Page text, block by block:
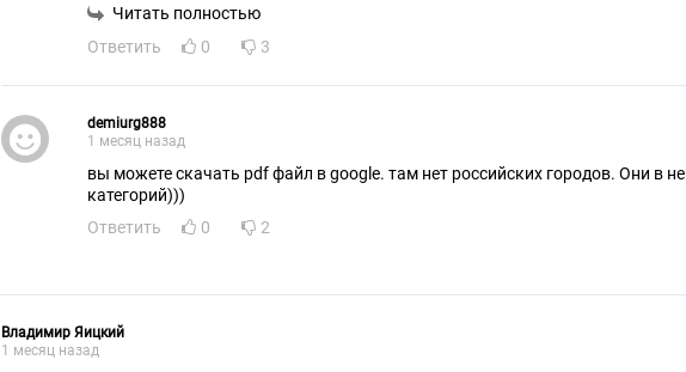
Читать полностью
Ответить
0 3
demiurg888
1 месяц назад
вы можете скачать pdf файл в google. там нет российских городов. Они в не
категорий)))
Ответить
0 2
Владимир Яицкий
1 месяц назад